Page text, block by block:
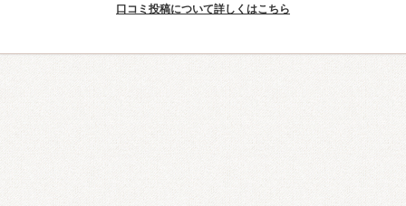
口コミ投稿について詳しくはこちら